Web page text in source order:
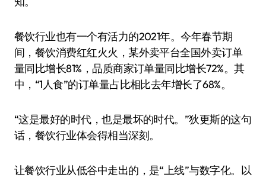
餐饮行业也有一个有活力的2021年。今年春节期
间，餐饮消费红红火火，某外卖平台全国外卖订单
量同比增长81%，品质商家订单量同比增长72%。其
中，“1人食”的订单量占比相比去年增长了68%。
“这是最好的时代，也是最坏的时代。”狄更斯的这句
话，餐饮行业体会得相当深刻。
让餐饮行业从低谷中走出的，是“上线”与数字化。以